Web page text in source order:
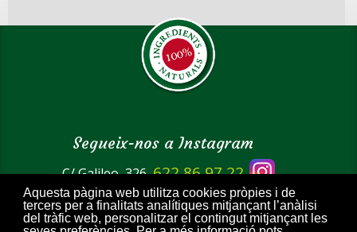
Aquesta pàgina web utilitza cookies pròpies i de
tercers per a finalitats analítiques mitjançant l’anàlisi
del tràfic web, personalitzar el contingut mitjançant les
Segueix-nos a Instagram
C/ Galileo, 326622 86 97 22
Productes